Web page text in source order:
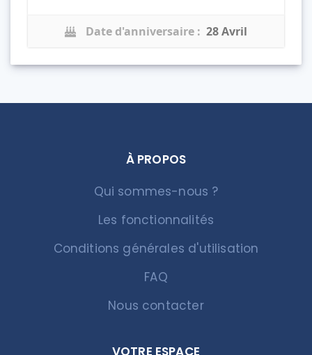
Date d'anniversaire : 28 Avril
À PROPOS
Qui sommes-nous ?
Les fonctionnalités
Conditions générales d'utilisation
FAQ
Nous contacter